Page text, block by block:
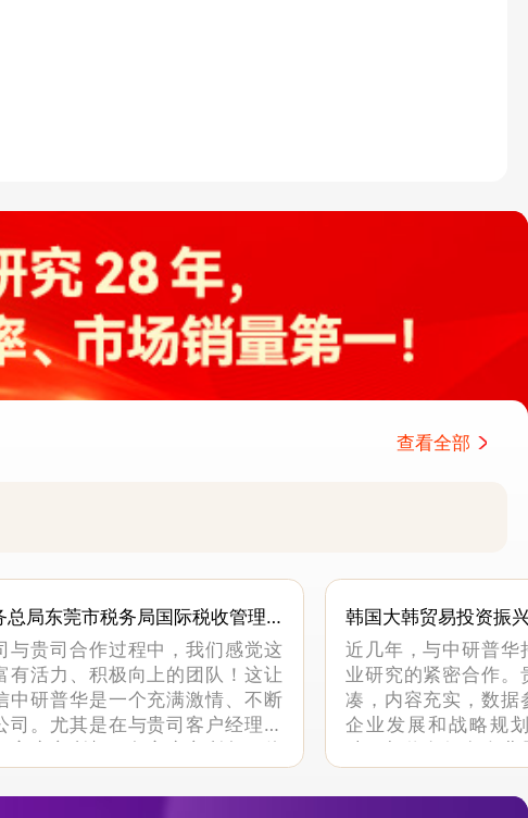
查看全部
总局东莞市税务局国际税收管理
与贵司合作过程中，我们感觉这
有活力、积极向上的团队！这让
中研普华是一个充满激情、不断
司。尤其是在与贵司客户经理沟
的职业性和服务意识，希望能在
作中保持...
韩国大韩贸易投资振
近几年，与中研普华
业研究的紧密合作。
凑，内容充实，数据
企业发展和战略规
分析公司协助和支持
户报告需求的延伸服